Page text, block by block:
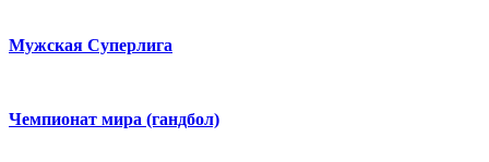
Мужская Суперлига
Чемпионат мира (гандбол)